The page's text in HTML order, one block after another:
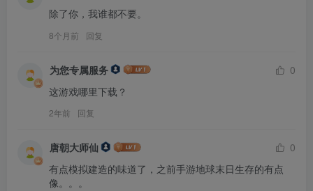
除了你，我谁都不要。
8个月前 回复
为您专属服务
0
这游戏哪里下载？
2年前 回复
唐朝大师仙
0
有点模拟建造的味道了，之前手游地球末日生存的有点
像。。。